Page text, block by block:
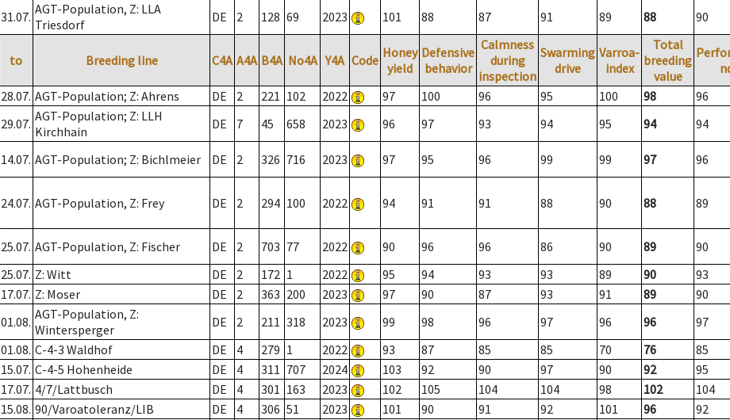
31.07. AGT-Population, Z: LLA
Triesdorf
DE 2 128 69 2023 101 88 87 91 89 88 90
to Breeding line C4A A4A B4A No4A Y4A Code Honey
yield
Defensive
behavior
Calmness
during
inspection
Swarming
drive
Varroa-
index
Total
breeding
value
28.07. AGT-Population; Z: Ahrens DE 2 221 102 2022 97 100 96 95 100 98
96
29.07. AGT-Population; Z: LLH
Kirchhain
DE 7 45 658 2023 96 97 93 94 95 94 94
14.07. AGT-Population; Z: Bichlmeier DE 2 326 716 2023 97 95 96 99 99 97 96
24.07. AGT-Population, Z: Frey DE 2 294 100 2022 94 91 91 88 90 88 89
25.07. AGT-Population, Z: Fischer DE 2 703 77 2022 90 96 96 86 90 89
90
25.07. Z: Witt DE 2 172 1 2022 95 94 93 93 89 90
93
17.07. Z: Moser DE 2 363 200 2023 97 90 87 93 91 89
90
01.08. AGT-Population, Z:
Wintersperger
DE 2 211 318 2023 99 98 96 97 96 96
97
01.08. C-4-3 Waldhof DE 4 279 1 2022 93 87 85 85 70 76
85
15.07. C-4-5 Hohenheide DE 4 311 707 2024 103 92 90 97 90 92
95
17.07. 4/7/Lattbusch DE 4 301 163 2023 102 105 104 104 98 102
104
15.08. 90/Varoatoleranz/LIB DE 4 306 51 2023 101 90 91 92 101 96
92